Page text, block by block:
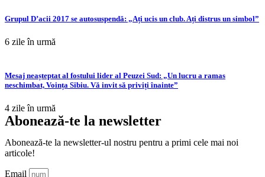
Grupul D’acii 2017 se autosuspendă: „Ați ucis un club. Ați distrus un simbol”
6 zile în urmă
Mesaj neașteptat al fostului lider al Peuzei Sud: „Un lucru a ramas
neschimbat, Voința Sibiu. Vă invit să priviți înainte”
4 zile în urmă
Abonează-te la newsletter
Abonează-te la newsletter-ul nostru pentru a primi cele mai noi
articole!
Email